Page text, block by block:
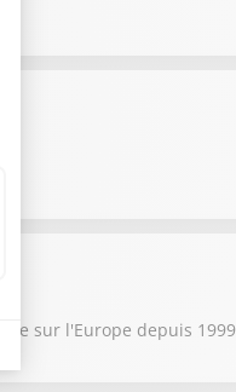
sur l'Europe depuis 1999